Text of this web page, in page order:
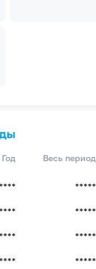
Год Весь период
*****
*****
*****
*****